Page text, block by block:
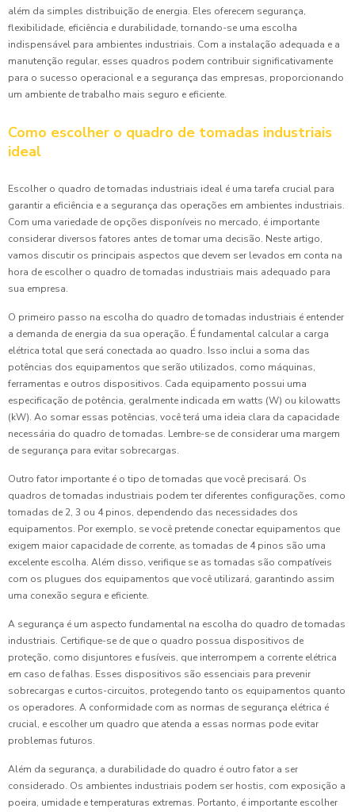
além da simples distribuição de energia. Eles oferecem segurança,
flexibilidade, eficiência e durabilidade, tornando-se uma escolha
indispensável para ambientes industriais. Com a instalação adequada e a
manutenção regular, esses quadros podem contribuir significativamente
para o sucesso operacional e a segurança das empresas, proporcionando
um ambiente de trabalho mais seguro e eficiente.
Como escolher o quadro de tomadas industriais
ideal
Escolher o quadro de tomadas industriais ideal é uma tarefa crucial para
garantir a eficiência e a segurança das operações em ambientes industriais.
Com uma variedade de opções disponíveis no mercado, é importante
considerar diversos fatores antes de tomar uma decisão. Neste artigo,
vamos discutir os principais aspectos que devem ser levados em conta na
hora de escolher o quadro de tomadas industriais mais adequado para
sua empresa.
O primeiro passo na escolha do quadro de tomadas industriais é entender
a demanda de energia da sua operação. É fundamental calcular a carga
elétrica total que será conectada ao quadro. Isso inclui a soma das
potências dos equipamentos que serão utilizados, como máquinas,
ferramentas e outros dispositivos. Cada equipamento possui uma
especificação de potência, geralmente indicada em watts (W) ou kilowatts
(kW). Ao somar essas potências, você terá uma ideia clara da capacidade
necessária do quadro de tomadas. Lembre-se de considerar uma margem
de segurança para evitar sobrecargas.
Outro fator importante é o tipo de tomadas que você precisará. Os
quadros de tomadas industriais podem ter diferentes configurações, como
tomadas de 2, 3 ou 4 pinos, dependendo das necessidades dos
equipamentos. Por exemplo, se você pretende conectar equipamentos que
exigem maior capacidade de corrente, as tomadas de 4 pinos são uma
excelente escolha. Além disso, verifique se as tomadas são compatíveis
com os plugues dos equipamentos que você utilizará, garantindo assim
uma conexão segura e eficiente.
A segurança é um aspecto fundamental na escolha do quadro de tomadas
industriais. Certifique-se de que o quadro possua dispositivos de
proteção, como disjuntores e fusíveis, que interrompem a corrente elétrica
em caso de falhas. Esses dispositivos são essenciais para prevenir
sobrecargas e curtos-circuitos, protegendo tanto os equipamentos quanto
os operadores. A conformidade com as normas de segurança elétrica é
crucial, e escolher um quadro que atenda a essas normas pode evitar
problemas futuros.
Além da segurança, a durabilidade do quadro é outro fator a ser
considerado. Os ambientes industriais podem ser hostis, com exposição a
poeira, umidade e temperaturas extremas. Portanto, é importante escolher